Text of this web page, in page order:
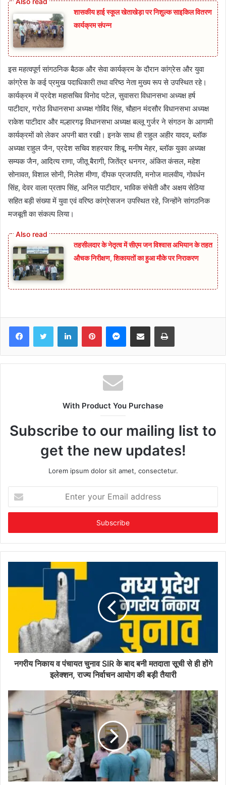
शासकीय हाई स्कूल खेताखेड़ा पर निशुल्क साइकिल वितरण
कार्यक्रम संपन्न
इस महत्वपूर्ण सांगठनिक बैठक और सेवा कार्यक्रम के दौरान कांग्रेस और युवा
कांग्रेस के कई प्रमुख पदाधिकारी तथा वरिष्ठ नेता मुख्य रूप से उपस्थित रहे।
कार्यक्रम में प्रदेश महासचिव विनोद पटेल, सुवासरा विधानसभा अध्यक्ष हर्ष
पाटीदार, गरोठ विधानसभा अध्यक्ष गोविंद सिंह, चौहान मंदसौर विधानसभा अध्यक्ष
राकेश पाटीदार और मल्हारगढ़ विधानसभा अध्यक्ष बल्लू गुर्जर ने संगठन के आगामी
कार्यक्रमों को लेकर अपनी बात रखी। इनके साथ ही राहुल अहीर यादव, ब्लॉक
अध्यक्ष राहुल जैन, प्रदेश सचिव शहरयार शिबू, मनीष मेहर, ब्लॉक युका अध्यक्ष
सम्यक जैन, आदित्य राणा, जीतू बैरागी, जितेंद्र धनगर, अंकित कंसल, महेश
सोनावत, विशाल सोनी, निलेश मीणा, दीपक प्रजापति, मनोज मालवीय, गोवर्धन
सिंह, देवर वाला प्रताप सिंह, अनिल पाटीदार, भाविक संचेती और अक्षय सेठिया
सहित बड़ी संख्या में युवा एवं वरिष्ठ कांग्रेसजन उपस्थित रहे, जिन्होंने सांगठनिक
मजबूती का संकल्प लिया।
तहसीलदार के नेतृत्व में सीएम जन विश्वास अभियान के तहत
औचक निरीक्षण, शिकायतों का हुआ मौके पर निराकरण
FacebookTwitter LinkedInPinterestMessenger
Share via Email Print
With Product You Purchase
Subscribe to our mailing list to
get the new updates!
Lorem ipsum dolor sit amet, consectetur.
your
Email
नगरीय निकाय व पंचायत चुनाव SIR के बाद बनी मतदाता सूची से ही होंगे
इलेक्शन, राज्य निर्वाचन आयोग की बड़ी तैयारी